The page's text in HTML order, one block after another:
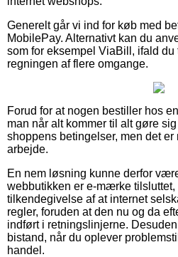
Generelt går vi ind for køb med
MobilePay. Alternativt kan du
som for eksempel ViaBill, ifald
regningen af flere omgange.
Forud for at nogen bestiller hos
man når alt kommer til alt gøre
shoppens betingelser, men det
arbejde.
En nem løsning kunne derfor
webbutikken er e-mærke
tilkendegivelse af at internet
regler, foruden at den nu og da
indført i retningslinjerne.
bistand, når du oplever
handel.